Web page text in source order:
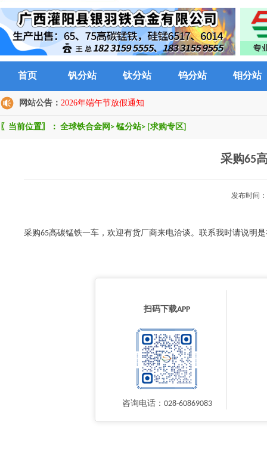
首页 钒分站 钛分站 钨分站 钼分站
网站公告： 2026年端午节放假通知
〖当前位置〗： 全球铁合金网 > 锰分站> [求购专区]
采购65
发布时间
采购65高碳锰铁一车，欢迎有货厂商来电洽谈。联系我时请说明
扫码下载APP
咨询电话：028-60869083